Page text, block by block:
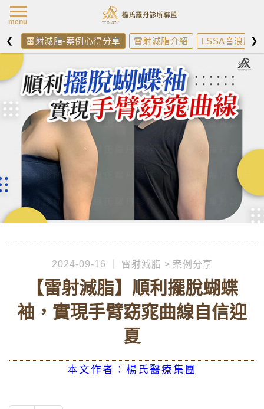
❮ 雷射減脂-案例心得分享 雷射減脂介紹 LSSA音浪脂雕
❯
2024-09-16 雷射減脂 案例分享
【雷射減脂】順利擺脫蝴蝶
袖，實現手臂窈窕曲線自信迎
夏
本文作者：楊氏醫療集團
menu